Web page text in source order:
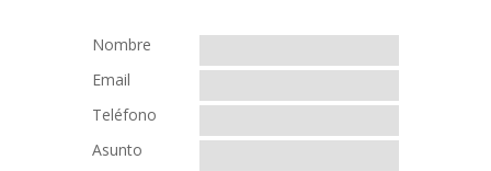
Nombre
Email
Teléfono
Asunto